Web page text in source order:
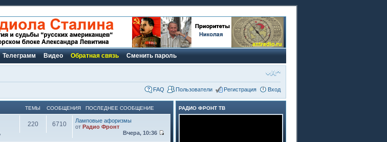
Телеграмм Видео Обратная связь Сменить пароль
FAQ Пользователи Регистрация Вход
ТЕМЫ СООБЩЕНИЯ ПОСЛЕДНЕЕ СООБЩЕНИЕ
220 6710
Ламповые афоризмы
от Радио Фронт
Вчера, 10:36
РАДИО ФРОНТ ТВ